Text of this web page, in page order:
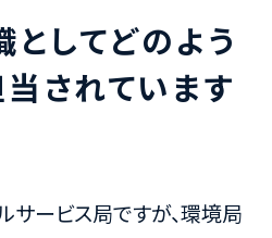
としてどのよう
されています
サービス局ですが、環境局